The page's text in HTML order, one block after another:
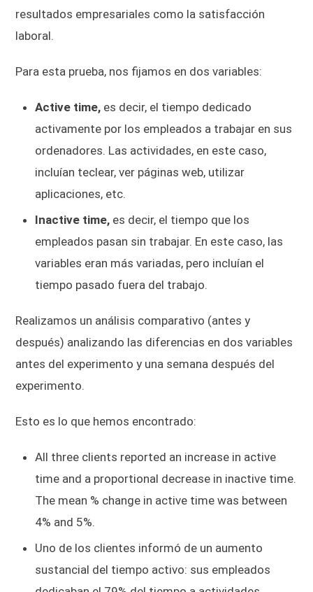
resultados empresariales como la satisfacción
laboral.
Para esta prueba, nos fijamos en dos variables:
Active time, es decir, el tiempo dedicado
activamente por los empleados a trabajar en sus
ordenadores. Las actividades, en este caso,
incluían teclear, ver páginas web, utilizar
aplicaciones, etc.
Inactive time, es decir, el tiempo que los
empleados pasan sin trabajar. En este caso, las
variables eran más variadas, pero incluían el
tiempo pasado fuera del trabajo.
Realizamos un análisis comparativo (antes y
después) analizando las diferencias en dos variables
antes del experimento y una semana después del
experimento.
Esto es lo que hemos encontrado:
All three clients reported an increase in active
time and a proportional decrease in inactive time.
The mean % change in active time was between
4% and 5%.
Uno de los clientes informó de un aumento
sustancial del tiempo activo: sus empleados